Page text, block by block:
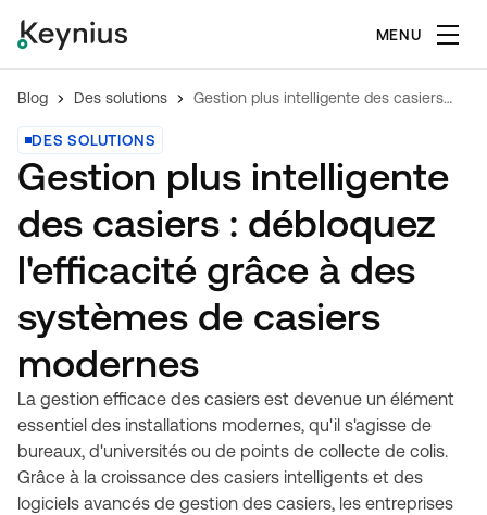
MENU
Blog Des solutions Gestion plus intelligente des casiers : débloquez l'efficacité grâce à des systèmes de casiers modernes
DES SOLUTIONS
Gestion plus intelligente
des casiers : débloquez
l'efficacité grâce à des
systèmes de casiers
modernes
La gestion efficace des casiers est devenue un élément
essentiel des installations modernes, qu'il s'agisse de
bureaux, d'universités ou de points de collecte de colis.
Grâce à la croissance des casiers intelligents et des
logiciels avancés de gestion des casiers, les entreprises